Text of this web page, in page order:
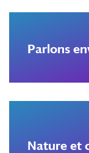
Parlons
Nature et